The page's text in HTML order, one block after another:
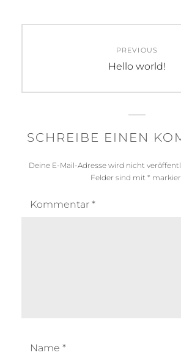
PREVIOUS
Previous
Hello world!
SCHREIBE EINEN
Deine E-Mail-Adresse wird nicht
Felder sind mit *
Kommentar *
Name *